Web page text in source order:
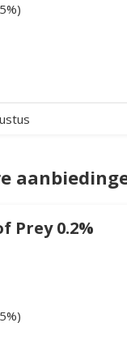
Prey 0.2%